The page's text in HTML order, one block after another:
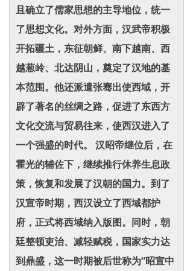
且确立了儒家思想的主导地位，统一
了思想文化。对外方面，汉武帝积极
开拓疆土，东征朝鲜、南下越南、西
越葱岭、北达阴山，奠定了汉地的基
本范围。他还派遣张骞出使西域，开
辟了著名的丝绸之路，促进了东西方
文化交流与贸易往来，使西汉进入了
一个强盛的时代。 汉昭帝继位后，在
霍光的辅佐下，继续推行休养生息政
策，恢复和发展了汉朝的国力。到了
汉宣帝时期，西汉设立了西域都护
府，正式将西域纳入版图。同时，朝
廷整顿吏治、减轻赋税，国家实力达
到鼎盛，这一时期被后世称为“昭宣中